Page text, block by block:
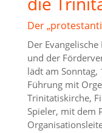
Der
Der
und der
lädt am Sonntag,
Führung mit
Trinitatiskirche,
Spieler, mit dem